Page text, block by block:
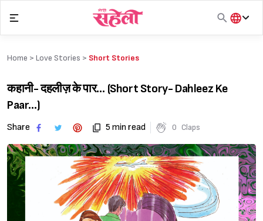
content
हिंदी
Home > Love Stories > Short Stories
कहानी- दहलीज़ के पार… (Short Story- Dahleez Ke
Paar…)
Share 5 min read 0 Claps